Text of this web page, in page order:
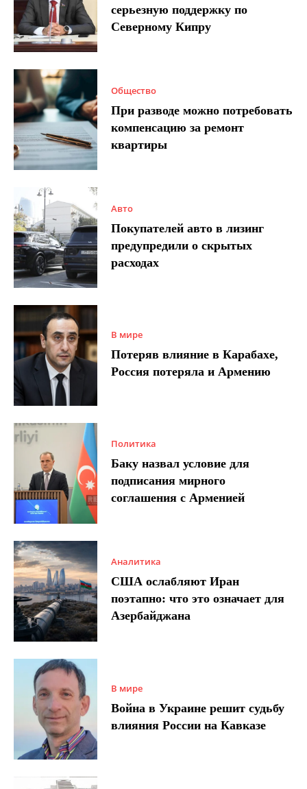
серьезную поддержку по
Северному Кипру
Общество
При разводе можно потребовать
компенсацию за ремонт
квартиры
Авто
Покупателей авто в лизинг
предупредили о скрытых
расходах
В мире
Потеряв влияние в Карабахе,
Россия потеряла и Армению
Политика
Баку назвал условие для
подписания мирного
соглашения с Арменией
Аналитика
США ослабляют Иран
поэтапно: что это означает для
Азербайджана
В мире
Война в Украине решит судьбу
влияния России на Кавказе